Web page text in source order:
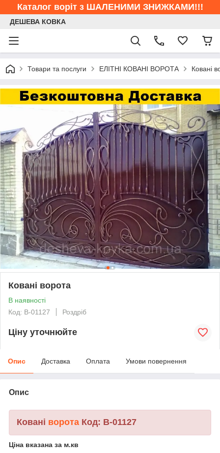
Каталог воріт з ШАЛЕНИМИ ЗНИЖКАМИ!!!
ДЕШЕВА КОВКА
Товари та послуги ЕЛІТНІ КОВАНІ ВОРОТА Ковані
Ковані ворота
В наявності
Код: В-01127
Роздріб
Ціну уточнюйте
Опис Доставка Оплата Умови повернення
Опис
Ковані ворота Код: В-01127
Ціна вказана за м.кв